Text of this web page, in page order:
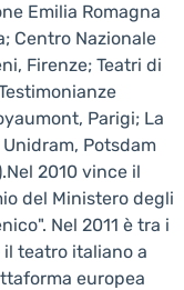
Emilia Romagna
Centro Nazionale
Firenze; Teatri di
Parigi; La
Potsdam
2010 vince il
del Ministero degli
Nel 2011 è tra i
teatro italiano a
europea